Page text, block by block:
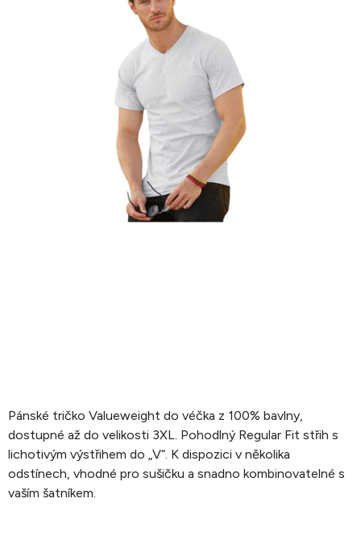
Pánské tričko Valueweight do véčka z 100% bavlny,
dostupné až do velikosti 3XL. Pohodlný Regular Fit střih s
lichotivým výstřihem do „V“. K dispozici v několika
odstínech, vhodné pro sušičku a snadno kombinovatelné s
vaším šatníkem.